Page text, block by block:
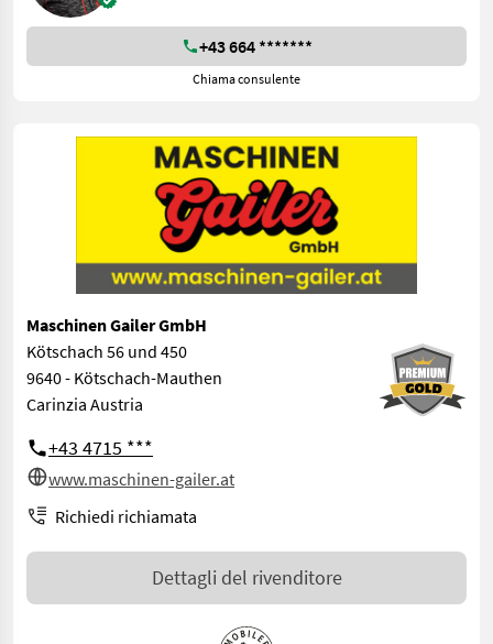
+43 664 *******
Chiama consulente
Maschinen Gailer GmbH
Kötschach 56 und 450
9640 - Kötschach-Mauthen
Carinzia Austria
+43 4715 ***
www.maschinen-gailer.at
Richiedi richiamata
Dettagli del rivenditore